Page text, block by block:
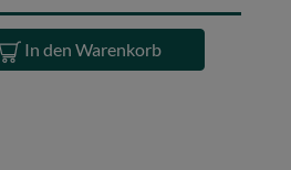
In den Warenkorb